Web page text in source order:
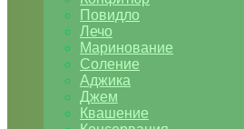
Повидло
Лечо
Маринование
Соление
Аджика
Джем
Квашение